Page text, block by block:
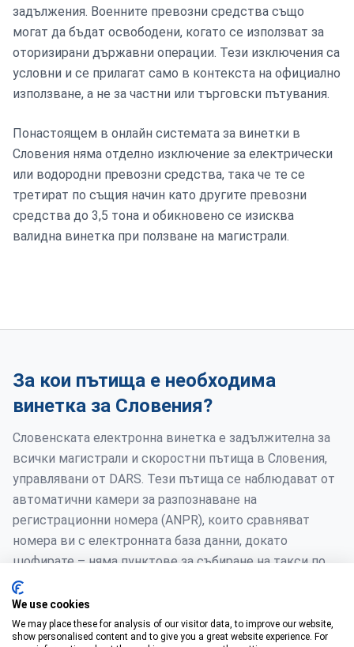
задължения. Военните превозни средства също
могат да бъдат освободени, когато се използват за
оторизирани държавни операции. Тези изключения са
условни и се прилагат само в контекста на официално
използване, а не за частни или търговски пътувания.
Понастоящем в онлайн системата за винетки в
Словения няма отделно изключение за електрически
или водородни превозни средства, така че те се
третират по същия начин като другите превозни
средства до 3,5 тона и обикновено се изисква
валидна винетка при ползване на магистрали.
За кои пътища е необходима
винетка за Словения?
Словенската електронна винетка е задължителна за
всички магистрали и скоростни пътища в Словения,
управлявани от DARS. Тези пътища се наблюдават от
автоматични камери за разпознаване на
регистрационни номера (ANPR), които сравняват
номера ви с електронната база данни, докато
шофирате – няма пунктове за събиране на такси по
пътищата или физически бариери.
Изискването важи веднага след влизане в Словения
по основните международни коридори, включително
We use cookies
We may place these for analysis of our visitor data, to improve our website,
show personalised content and to give you a great website experience. For